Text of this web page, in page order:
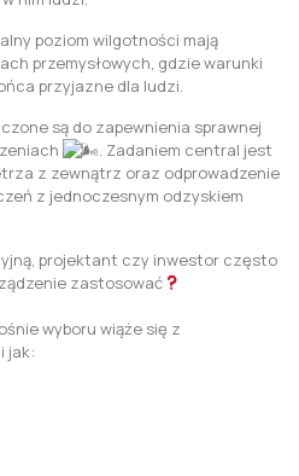
poziom wilgotności mają
przemysłowych, gdzie warunki
przyjazne dla ludzi.
są do zapewnienia sprawnej
. Zadaniem central jest
z zewnątrz oraz odprowadzenie
z jednoczesnym odzyskiem
projektant czy in­westor często
zastosować
wyboru wiąże się z
jak: